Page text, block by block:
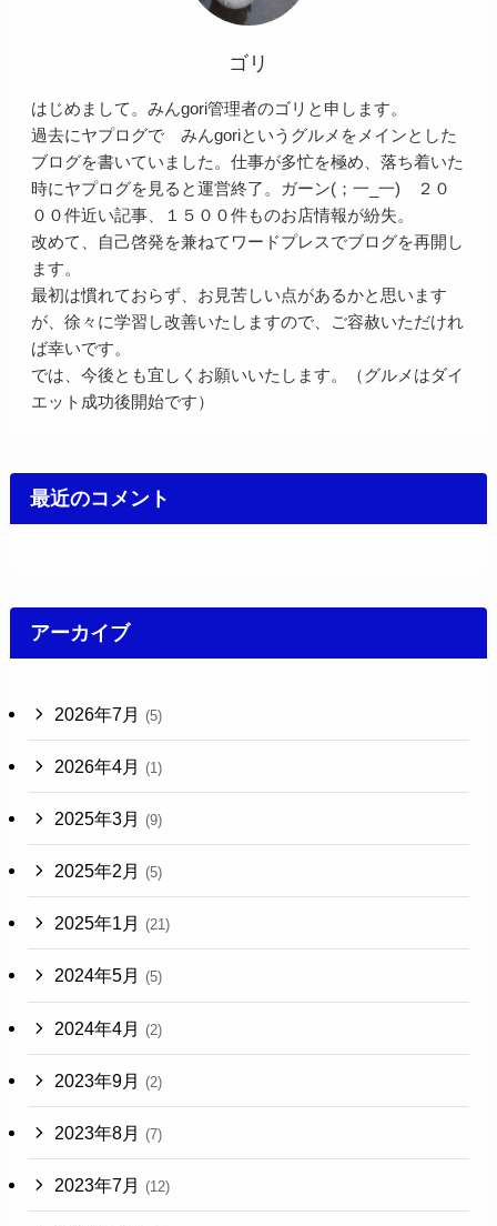
ゴリ
はじめまして。みんgori管理者のゴリと申します。
過去にヤプログで みんgoriというグルメをメインとした
ブログを書いていました。仕事が多忙を極め、落ち着いた
時にヤプログを見ると運営終了。ガーン(；一_一) ２０
００件近い記事、１５００件ものお店情報が紛失。
改めて、自己啓発を兼ねてワードプレスでブログを再開し
ます。
最初は慣れておらず、お見苦しい点があるかと思います
が、徐々に学習し改善いたしますので、ご容赦いただけれ
ば幸いです。
では、今後とも宜しくお願いいたします。（グルメはダイ
エット成功後開始です）
最近のコメント
アーカイブ
2026年7月 (5)
2026年4月 (1)
2025年3月 (9)
2025年2月 (5)
2025年1月 (21)
2024年5月 (5)
2024年4月 (2)
2023年9月 (2)
2023年8月 (7)
2023年7月 (12)